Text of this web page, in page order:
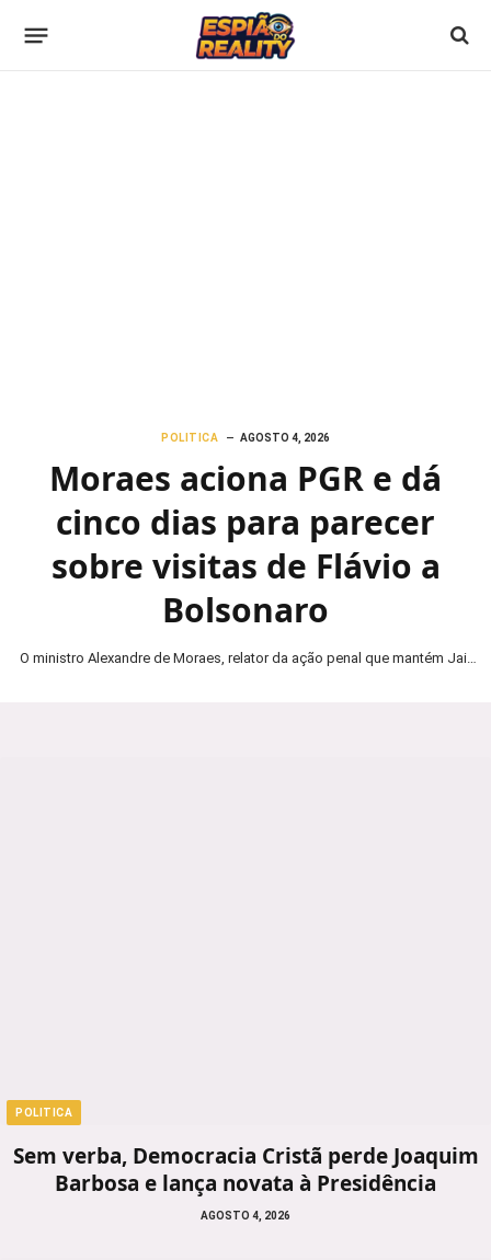
POLITICA AGOSTO 4, 2026
Moraes aciona PGR e dá
cinco dias para parecer
sobre visitas de Flávio a
Bolsonaro
O ministro Alexandre de Moraes, relator da ação penal que mantém Jair
POLITICA
Sem verba, Democracia Cristã perde Joaquim
Barbosa e lança novata à Presidência
AGOSTO 4, 2026